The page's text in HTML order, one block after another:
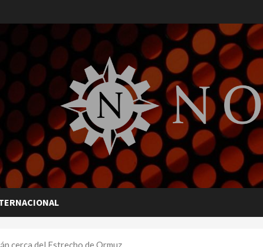
cerca del Estrecho de Ormuz